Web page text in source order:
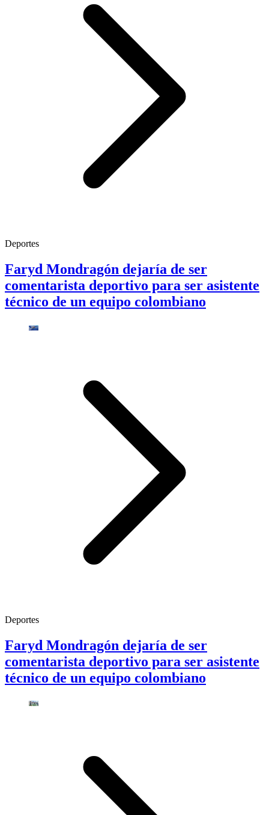
Deportes
Faryd Mondragón dejaría de ser
comentarista deportivo para ser asistente
técnico de un equipo colombiano
Deportes
Faryd Mondragón dejaría de ser
comentarista deportivo para ser asistente
técnico de un equipo colombiano